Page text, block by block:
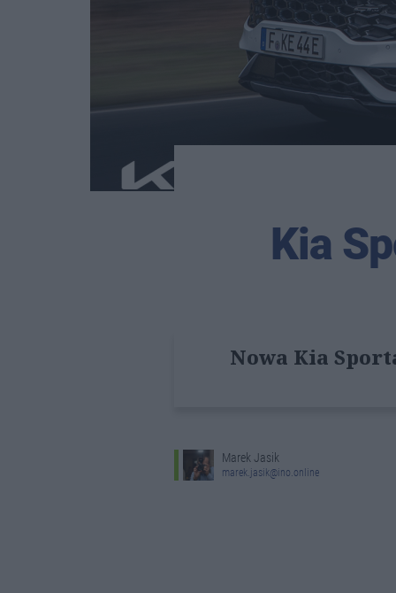
Kia
Nowa Kia
Marek Jasik
marek.jasik@ino.online